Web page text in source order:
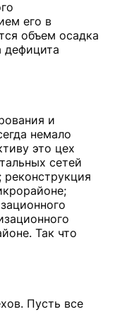
его в
объем осадка
дефицита
и
немало
это цех
сетей
Так что
Пусть все